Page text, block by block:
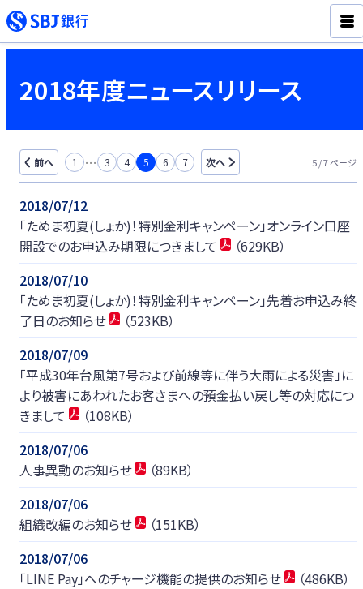
2018年度ニュースリリース
前へ 1 … 3 4 5 6 7 次へ 5 / 7 ページ
2018/07/12
「ためま初夏(しょか)！特別金利キャンペーン」オンライン口座
開設でのお申込み期限につきまして
（629KB）
2018/07/10
「ためま初夏(しょか)！特別金利キャンペーン」先着お申込み終
了日のお知らせ
（523KB）
2018/07/09
「平成30年台風第7号および前線等に伴う大雨による災害」に
より被害にあわれたお客さまへの預金払い戻し等の対応につ
きまして
（108KB）
2018/07/06
人事異動のお知らせ
（89KB）
2018/07/06
組織改編のお知らせ
（151KB）
2018/07/06
「LINE Pay」へのチャージ機能の提供のお知らせ
（486KB）